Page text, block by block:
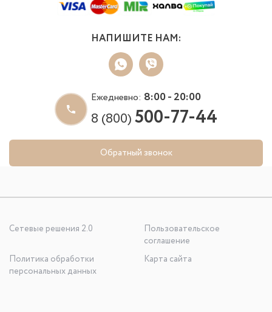
НАПИШИТЕ НАМ:
Ежедневно: 8:00 - 20:00
8 (800)500-77-44
Обратный звонок
Сетевые решения 2.0
Пользовательское
соглашение
Политика обработки
персональных данных
Карта сайта